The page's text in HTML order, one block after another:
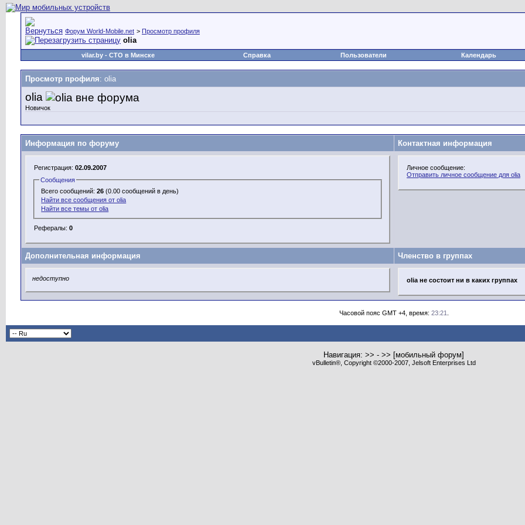
Форум World-Mobile.net > Просмотр профиля
olia
vilar.by - СТО в Минске Справка Пользователи Календарь
Просмотр профиля: olia
olia
Новичок
Информация по форуму Контактная информация
Регистрация: 02.09.2007
Сообщения
Всего сообщений:26 (0.00 сообщений в день)
Найти все сообщения от olia
Найти все темы от olia
Рефералы: 0
Личное сообщение:
Отправить личное сообщение для olia
Дополнительная информация Членство в группах
недоступно olia не состоит ни в каких группах
Часовой пояс GMT +4, время: 23:21
Навигация: >> - >> [мобильный форум]
vBulletin®, Copyright ©2000-2007, Jelsoft Enterprises Ltd